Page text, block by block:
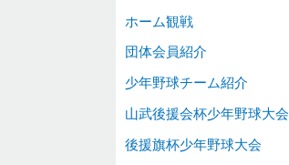
ホーム観戦
団体会員紹介
少年野球チーム紹介
山武後援会杯少年野球大会
後援旗杯少年野球大会